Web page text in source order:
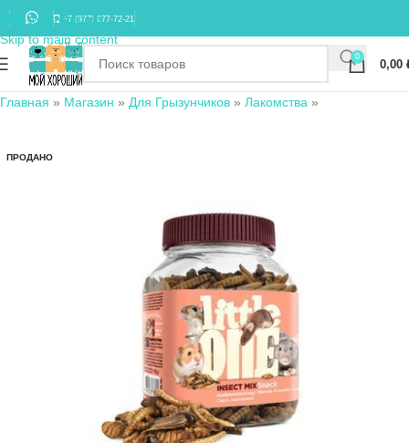
Skip to navigation
Skip to main content
+7 (977) 677-72-21
0
0,00
Главная » Магазин » Для Грызунчиков » Лакомства »
ПРОДАНО